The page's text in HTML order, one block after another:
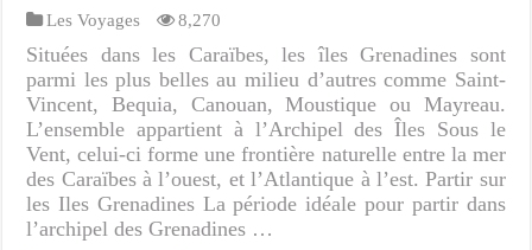
Les Voyages 8,270
Situées dans les Caraïbes, les îles Grenadines sont
parmi les plus belles au milieu d’autres comme Saint-
Vincent, Bequia, Canouan, Moustique ou Mayreau.
L’ensemble appartient à l’Archipel des Îles Sous le
Vent, celui-ci forme une frontière naturelle entre la mer
des Caraïbes à l’ouest, et l’Atlantique à l’est. Partir sur
les Iles Grenadines La période idéale pour partir dans
l’archipel des Grenadines …